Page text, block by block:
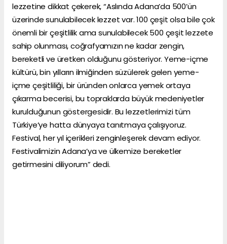
lezzetine dikkat çekerek, “Aslında Adana’da 500’ün
üzerinde sunulabilecek lezzet var. 100 çeşit olsa bile çok
önemli bir çeşitlilik ama sunulabilecek 500 çeşit lezzete
sahip olunması, coğrafyamızın ne kadar zengin,
bereketli ve üretken olduğunu gösteriyor. Yeme-içme
kültürü, bin yılların ilmiğinden süzülerek gelen yeme-
içme çeşitliliği, bir üründen onlarca yemek ortaya
çıkarma becerisi, bu topraklarda büyük medeniyetler
kurulduğunun göstergesidir. Bu lezzetlerimizi tüm
Türkiye’ye hatta dünyaya tanıtmaya çalışıyoruz.
Festival, her yıl içerikleri zenginleşerek devam ediyor.
Festivalimizin Adana’ya ve ülkemize bereketler
getirmesini diliyorum” dedi.